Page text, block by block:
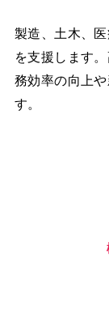
製造、土木、
を支援します
務効率の向上
す。